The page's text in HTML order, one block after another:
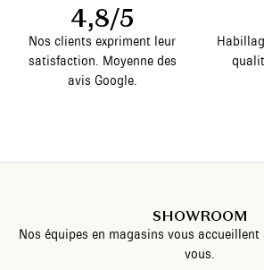
4,8/5
Nos clients expriment leur
satisfaction. Moyenne des
avis Google.
SHOWROOM
Nos équipes en magasins vous accueillent
vous.